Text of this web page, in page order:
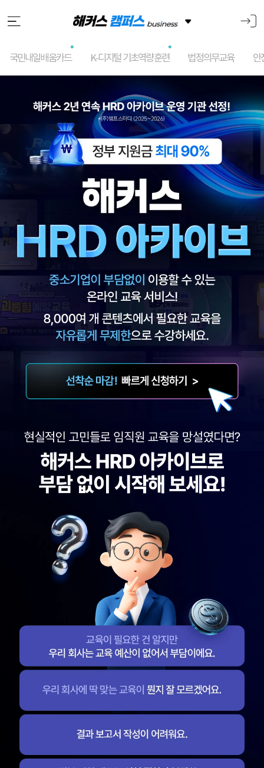
국민내일배움카드 K-디지털 기초역량훈련 법정의무교육 안